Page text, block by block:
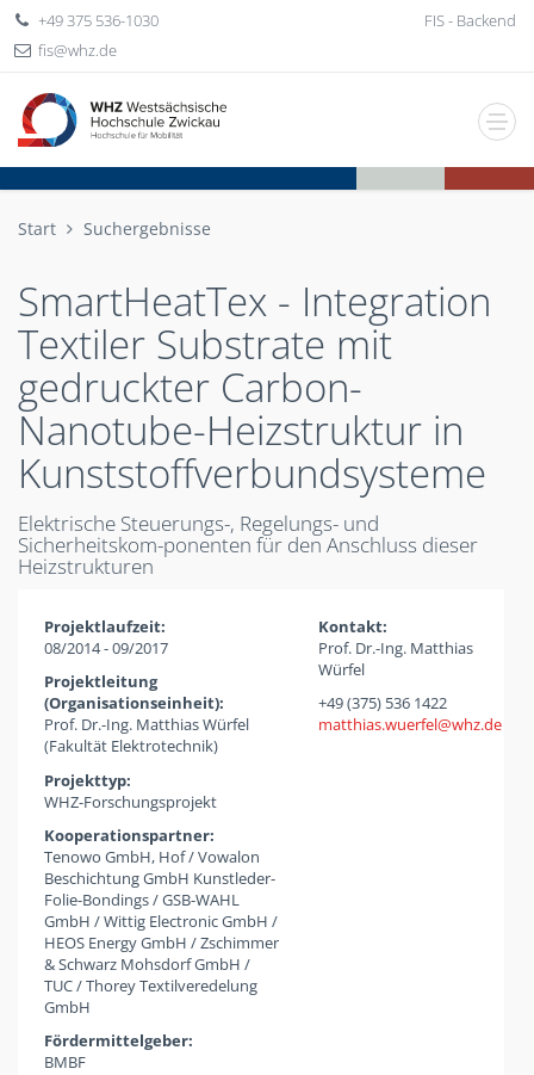
+49 375 536-1030
fis
whzde
FIS - Backend
Start Suchergebnisse
SmartHeatTex - Integration
Textiler Substrate mit
gedruckter Carbon-
Nanotube-Heizstruktur in
Kunststoffverbundsysteme
Elektrische Steuerungs-, Regelungs- und
Sicherheitskom-ponenten für den Anschluss dieser
Heizstrukturen
Projektlaufzeit:
08/2014 - 09/2017
Projektleitung
(Organisationseinheit):
Prof. Dr.-Ing. Matthias Würfel
(Fakultät Elektrotechnik)
Projekttyp:
WHZ-Forschungsprojekt
Kontakt:
Prof. Dr.-Ing. Matthias
Würfel
+49 (375) 536 1422
matthias.wuerfel
whzde
Kooperationspartner:
Tenowo GmbH, Hof / Vowalon
Beschichtung GmbH Kunstleder-
Folie-Bondings / GSB-WAHL
GmbH / Wittig Electronic GmbH /
HEOS Energy GmbH / Zschimmer
& Schwarz Mohsdorf GmbH /
TUC / Thorey Textilveredelung
GmbH
Fördermittelgeber:
BMBF